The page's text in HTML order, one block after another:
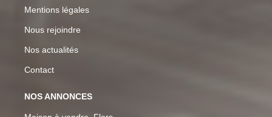
Mentions légales
Nous rejoindre
Nos actualités
Contact
NOS ANNONCES